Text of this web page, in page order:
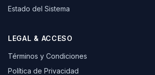
Estado del Sistema
LEGAL & ACCESO
Términos y Condiciones
Política de Privacidad